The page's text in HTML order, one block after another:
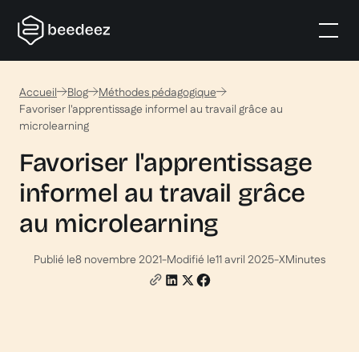
Accueil Blog
Méthodes pédagogique
Favoriser l'apprentissage informel au travail grâce au
microlearning
Favoriser l'apprentissage
informel au travail grâce
au microlearning
Publié le8 novembre 2021-Modifié le11 avril 2025-XMinutes